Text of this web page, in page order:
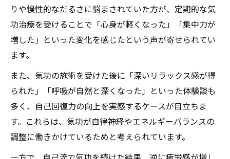
りや慢性的なだるさに悩まされていた方が、定期的な気
功治療を受けることで「心身が軽くなった」「集中力が
増した」といった変化を感じたという声が寄せられてい
ます。
また、気功の施術を受けた後に「深いリラックス感が得
られた」「呼吸が自然と深くなった」といった体験談も
多く、自己回復力の向上を実感するケースが目立ちま
す。これらは、気功が自律神経やエネルギーバランスの
調整に働きかけているためと考えられています。